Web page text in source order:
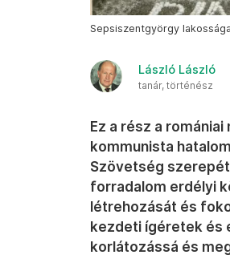
Sepsiszentgyörgy
László László
tanár, történész
Ez a rész a
kommunista
Szövetség
forradalom erdélyi
létrehozását és
kezdeti ígéretek és
korlátozássá és